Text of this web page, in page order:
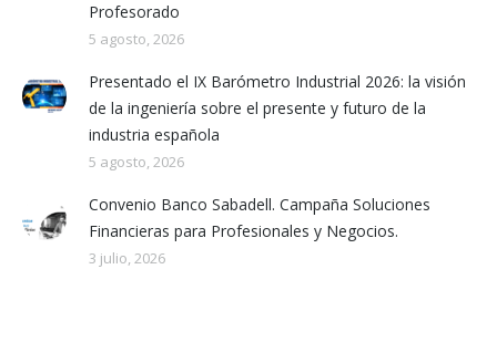
Profesorado
5 agosto, 2026
Presentado el IX Barómetro Industrial 2026: la visión
de la ingeniería sobre el presente y futuro de la
industria española
5 agosto, 2026
Convenio Banco Sabadell. Campaña Soluciones
Financieras para Profesionales y Negocios.
3 julio, 2026